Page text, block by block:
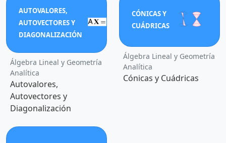
AUTOVALORES,
AUTOVECTORES Y
DIAGONALIZACIÓN
Álgebra Lineal y Geometría
Analítica
Autovalores,
Autovectores y
Diagonalización
CÓNICAS Y
CUÁDRICAS
Álgebra Lineal y Geometría
Analítica
Cónicas y Cuádricas